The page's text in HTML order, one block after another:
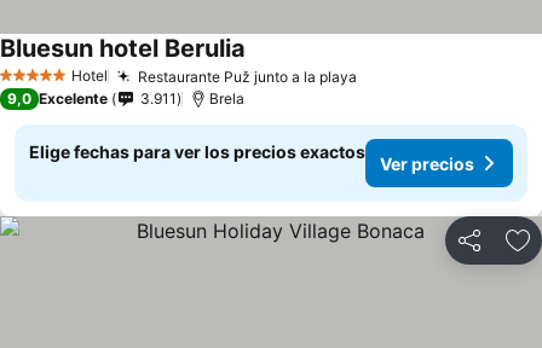
5 Estrellas Hotel Restaurante Puž junto a la playa
Bluesun hotel Berulia
9,0 Excelente 3.911 Brela
Elige fechas para ver los precios exactos
Ver precios
Compartir